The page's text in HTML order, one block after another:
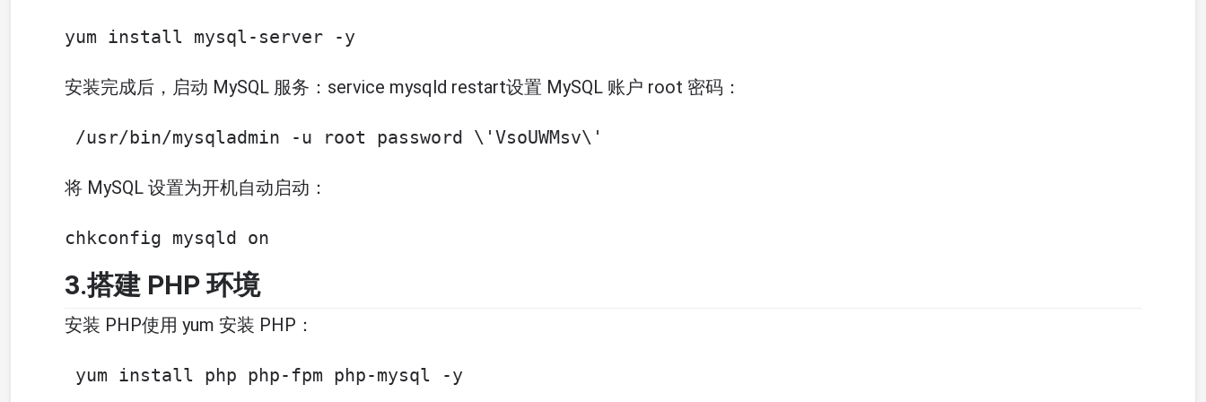
yum install mysql-server -y
安装完成后，启动 MySQL 服务：service mysqld restart设置 MySQL 账户 root 密码：
/usr/bin/mysqladmin -u root password \'VsoUWMsv\'
将 MySQL 设置为开机自动启动：
chkconfig mysqld on
3.搭建 PHP 环境
安装 PHP使用 yum 安装 PHP：
yum install php php-fpm php-mysql -y